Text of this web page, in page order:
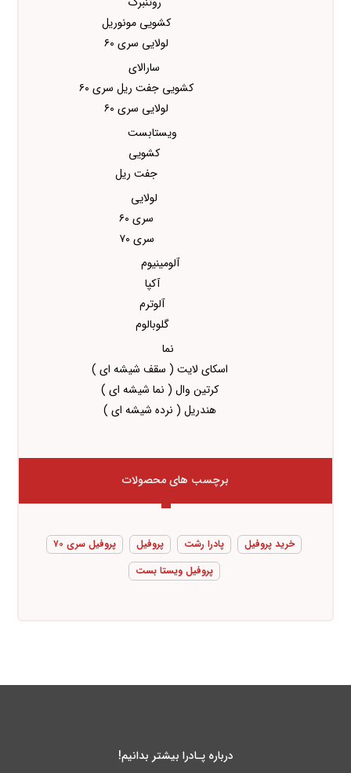
کشویی مونوریل
لولایی سری ۶۰
سارالای
کشویی جفت ریل سری ۶۰
لولایی سری ۶۰
ویستابست
کشویی
جفت ریل
لولایی
سری ۶۰
سری ۷۰
آلومینیوم
آکپا
آلوترم
گلوبالوم
نما
اسکای لایت ( سقف شیشه ای )
کرتین وال ( نما شیشه ای )
هندریل ( نرده شیشه ای )
برچسب های محصولات
خرید پروفیل پادرا رشت پروفیل
پروفیل سری ۷۰
پروفیل ویستا بست
درباره پـادرا بیشتر بدانیم!